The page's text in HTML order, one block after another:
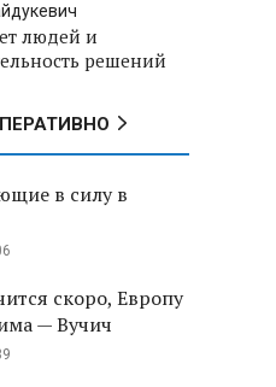
людей и
решений
в силу в
скоро, Европу
— Вучич